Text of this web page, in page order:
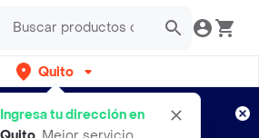
Quito
Ingresa tu dirección en
gratis por semanas
Aplican TyC